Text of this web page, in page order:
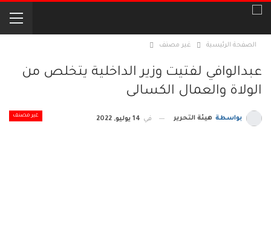
الصفحة الرئيسية غير مصنف
عبدالوافي لفتيت وزير الداخلية يتخلص من
الولاة والعمال الكسالى
غير مصنف بواسطة هيئة التحرير في 14 يوليو, 2022